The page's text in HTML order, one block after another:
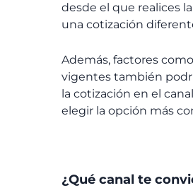
desde el que realices
una cotización
Además, factores
vigentes también
la cotización en el
elegir la opción más
¿Qué canal te